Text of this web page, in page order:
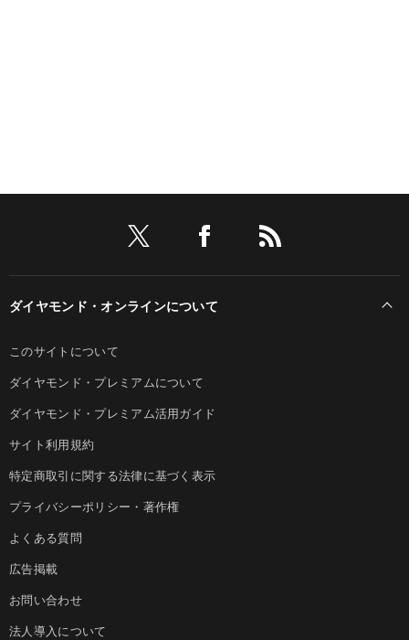
ダイヤモンド・オンラインについて
このサイトについて
ダイヤモンド・プレミアムについて
ダイヤモンド・プレミアム活用ガイド
サイト利用規約
特定商取引に関する法律に基づく表示
プライバシーポリシー・著作権
よくある質問
広告掲載
お問い合わせ
法人導入について